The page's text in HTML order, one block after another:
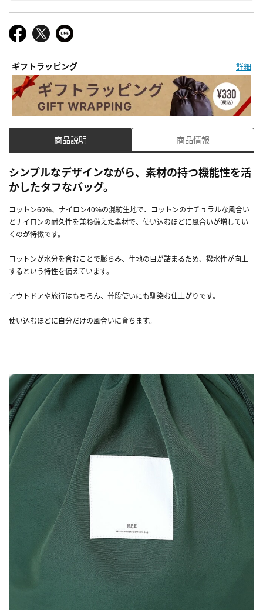
ギフトラッピング 詳細
商品説明 商品情報
シンプルなデザインながら、素材の持つ機能性を活
かしたタフなバッグ。
コットン60%、ナイロン40%の混紡生地で、コットンのナチュラルな風合い
とナイロンの耐久性を兼ね備えた素材で、使い込むほどに風合いが増してい
くのが特徴です。
コットンが水分を含むことで膨らみ、生地の目が詰まるため、撥水性が向上
するという特性を備えています。
アウトドアや旅行はもちろん、普段使いにも馴染む仕上がりです。
使い込むほどに自分だけの風合いに育ちます。